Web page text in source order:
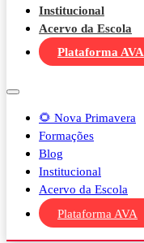
Institucional
Acervo da Escola
Plataforma AVA
🌻 Nova Primavera
Formações
Blog
Institucional
Acervo da Escola
Plataforma AVA